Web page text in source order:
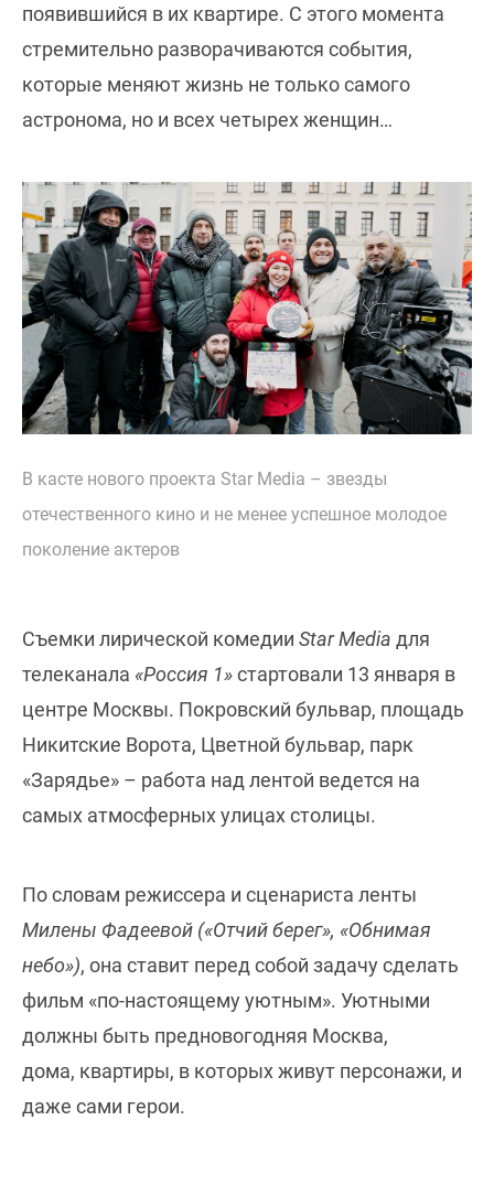
появившийся в их квартире. С этого момента
стремительно разворачиваются события,
которые меняют жизнь не только самого
астронома, но и всех четырех женщин…
В касте нового проекта Star Media – звезды
отечественного кино и не менее успешное молодое
поколение актеров
Съемки лирической комедии Star Media для
телеканала «Россия 1»стартовали 13 января в
центре Москвы. Покровский бульвар, площадь
Никитские Ворота, Цветной бульвар, парк
«Зарядье» – работа над лентой ведется на
самых атмосферных улицах столицы.
По словам режиссера и сценариста ленты
Милены Фадеевой («Отчий берег», «Обнимая
небо»), она ставит перед собой задачу сделать
фильм «по-настоящему уютным». Уютными
должны быть предновогодняя Москва,
дома, квартиры, в которых живут персонажи, и
даже сами герои.